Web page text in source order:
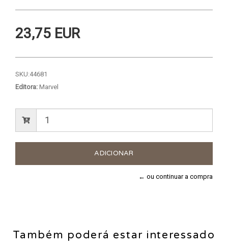
23,75 EUR
SKU:44681
Editora: Marvel
← ou continuar a compra
Também poderá estar interessado